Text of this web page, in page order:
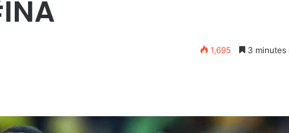
1,695 3 minutes